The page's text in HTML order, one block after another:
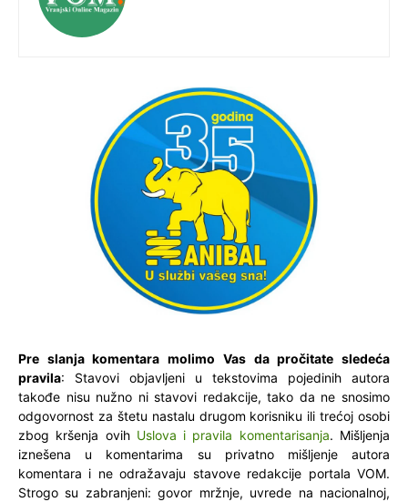
Pre slanja komentara molimo Vas da pročitate sledeća
pravila: Stavovi objavljeni u tekstovima pojedinih autora
takođe nisu nužno ni stavovi redakcije, tako da ne snosimo
odgovornost za štetu nastalu drugom korisniku ili trećoj osobi
zbog kršenja ovih Uslova i pravila komentarisanja. Mišljenja
iznešena u komentarima su privatno mišljenje autora
komentara i ne odražavaju stavove redakcije portala VOM.
Strogo su zabranjeni: govor mržnje, uvrede na nacionalnoj,